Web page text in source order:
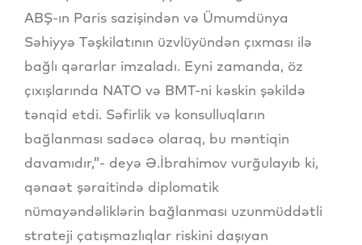
ABŞ-ın Paris sazişindən və Ümumdünya
Səhiyyə Təşkilatının üzvlüyündən çıxması ilə
bağlı qərarlar imzaladı. Eyni zamanda, öz
çıxışlarında NATO və BMT-ni kəskin şəkildə
tənqid etdi. Səfirlik və konsulluqların
bağlanması sadəcə olaraq, bu məntiqin
davamıdır,”- deyə Ə.İbrahimov vurğulayıb ki,
qənaət şəraitində diplomatik
nümayəndəliklərin bağlanması uzunmüddətli
strateji çatışmazlıqlar riskini daşıyan